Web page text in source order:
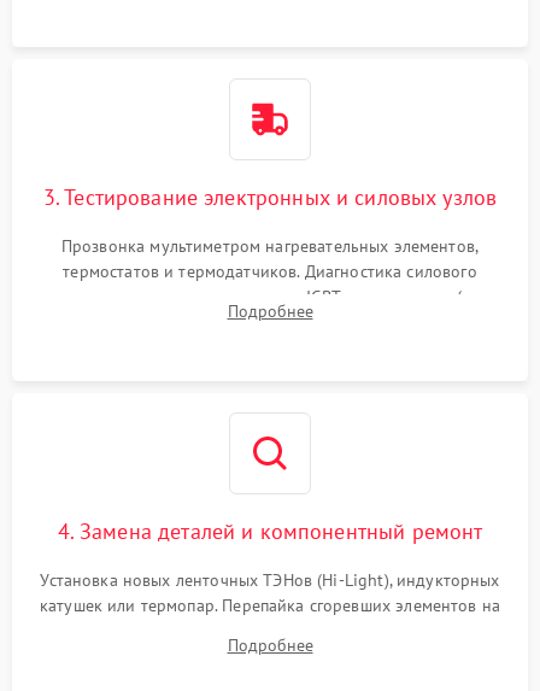
3. Тестирование электронных и силовых узлов
Прозвонка мультиметром нагревательных элементов,
термостатов и термодатчиков. Диагностика силового
модуля, реле, диодных мостов и IGBT-транзисторов (для
индукции). Проверка кранов и газ-контроля (для газовых
Подробнее
4. Замена деталей и компонентный ремонт
Установка новых ленточных ТЭНов (Hi-Light), индукторных
катушек или термопар. Перепайка сгоревших элементов на
дорожек. Очистка контактов и замена поврежденной
Подробнее